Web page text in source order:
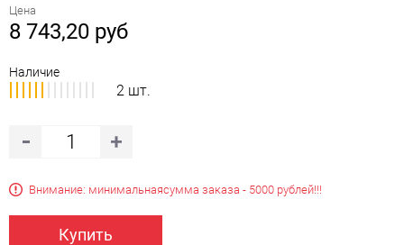
Цена
8 743,20 руб
Наличие
2 шт.
Внимание: минимальнаясумма заказа - 5000 рублей!!!
Купить